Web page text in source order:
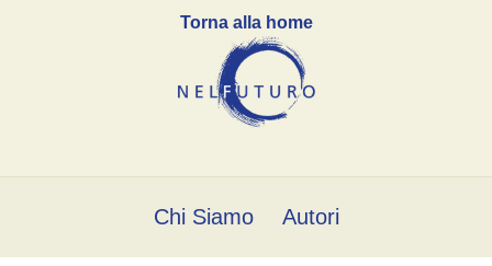
Torna alla home
Chi Siamo Autori